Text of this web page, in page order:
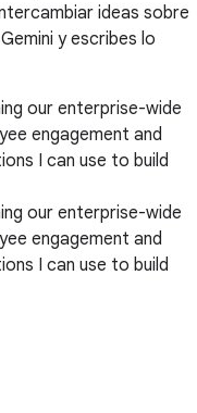
ideas sobre
y escribes lo
our enterprise-wide
engagement and
I can use to build
our enterprise-wide
engagement and
I can use to build